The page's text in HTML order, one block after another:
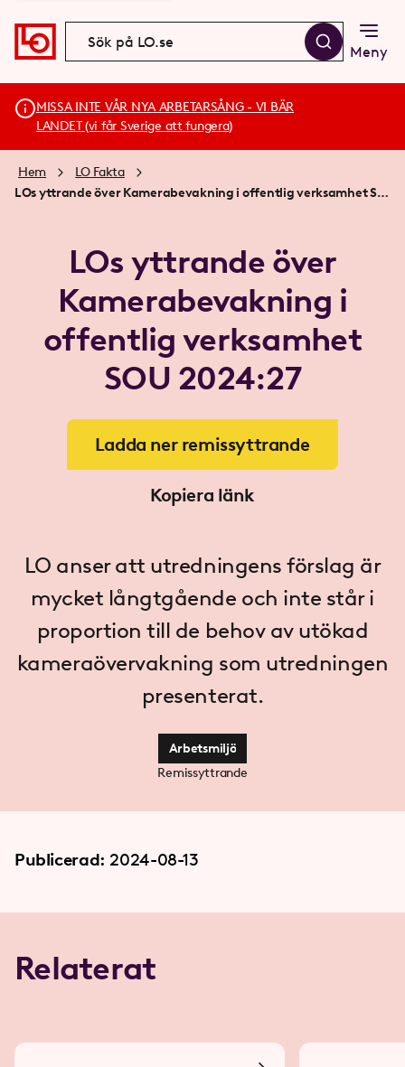
Meny
MISSA INTE VÅR NYA ARBETARSÅNG - VI BÄR
LANDET (vi får Sverige att fungera)
Hem
LO Fakta
LOs yttrande över Kamerabevakning i offentlig verksamhet SOU 2024:27
LOs yttrande över
Kamerabevakning i
offentlig verksamhet
SOU 2024:27
Ladda ner remissyttrande
Kopiera länk
LO anser att utredningens förslag är
mycket långtgående och inte står i
proportion till de behov av utökad
kameraövervakning som utredningen
presenterat.
Arbetsmiljö
Remissyttrande
Publicerad: 2024-08-13
Relaterat